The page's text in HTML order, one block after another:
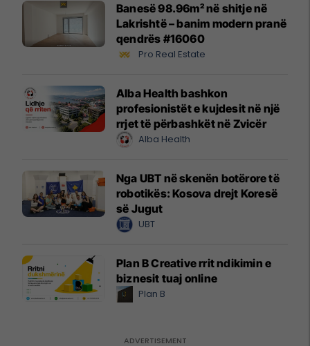
Banesë 98.96m² në shitje në
Lakrishtë – banim modern pranë
qendrës #16060
Pro Real Estate
Alba Health bashkon
profesionistët e kujdesit në një
rrjet të përbashkët në Zvicër
Alba Health
Nga UBT në skenën botërore të
robotikës: Kosova drejt Koresë
së Jugut
UBT
Plan B Creative rrit ndikimin e
biznesit tuaj online
Plan B